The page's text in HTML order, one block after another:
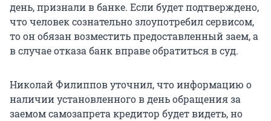
день, признали в банке. Если будет подтверждено,
что человек сознательно злоупотребил сервисом,
то он обязан возместить предоставленный заем, а
в случае отказа банк вправе обратиться в суд.
Николай Филиппов уточнил, что информацию о
наличии установленного в день обращения за
заемом самозапрета кредитор будет видеть, но